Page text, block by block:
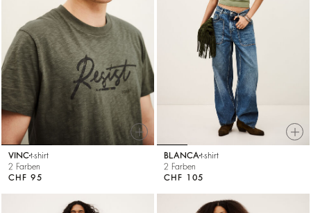
VINCt-shirt
2 Farben
CHF 95
BLANCAt-shirt
2 Farben
CHF 105